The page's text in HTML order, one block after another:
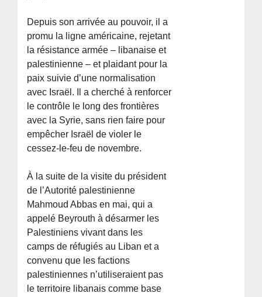
Depuis son arrivée au pouvoir, il a
promu la ligne américaine, rejetant
la résistance armée – libanaise et
palestinienne – et plaidant pour la
paix suivie d’une normalisation
avec Israël. Il a cherché à renforcer
le contrôle le long des frontières
avec la Syrie, sans rien faire pour
empêcher Israël de violer le
cessez-le-feu de novembre.
À la suite de la visite du président
de l’Autorité palestinienne
Mahmoud Abbas en mai, qui a
appelé Beyrouth à désarmer les
Palestiniens vivant dans les
camps de réfugiés au Liban et a
convenu que les factions
palestiniennes n’utiliseraient pas
le territoire libanais comme base